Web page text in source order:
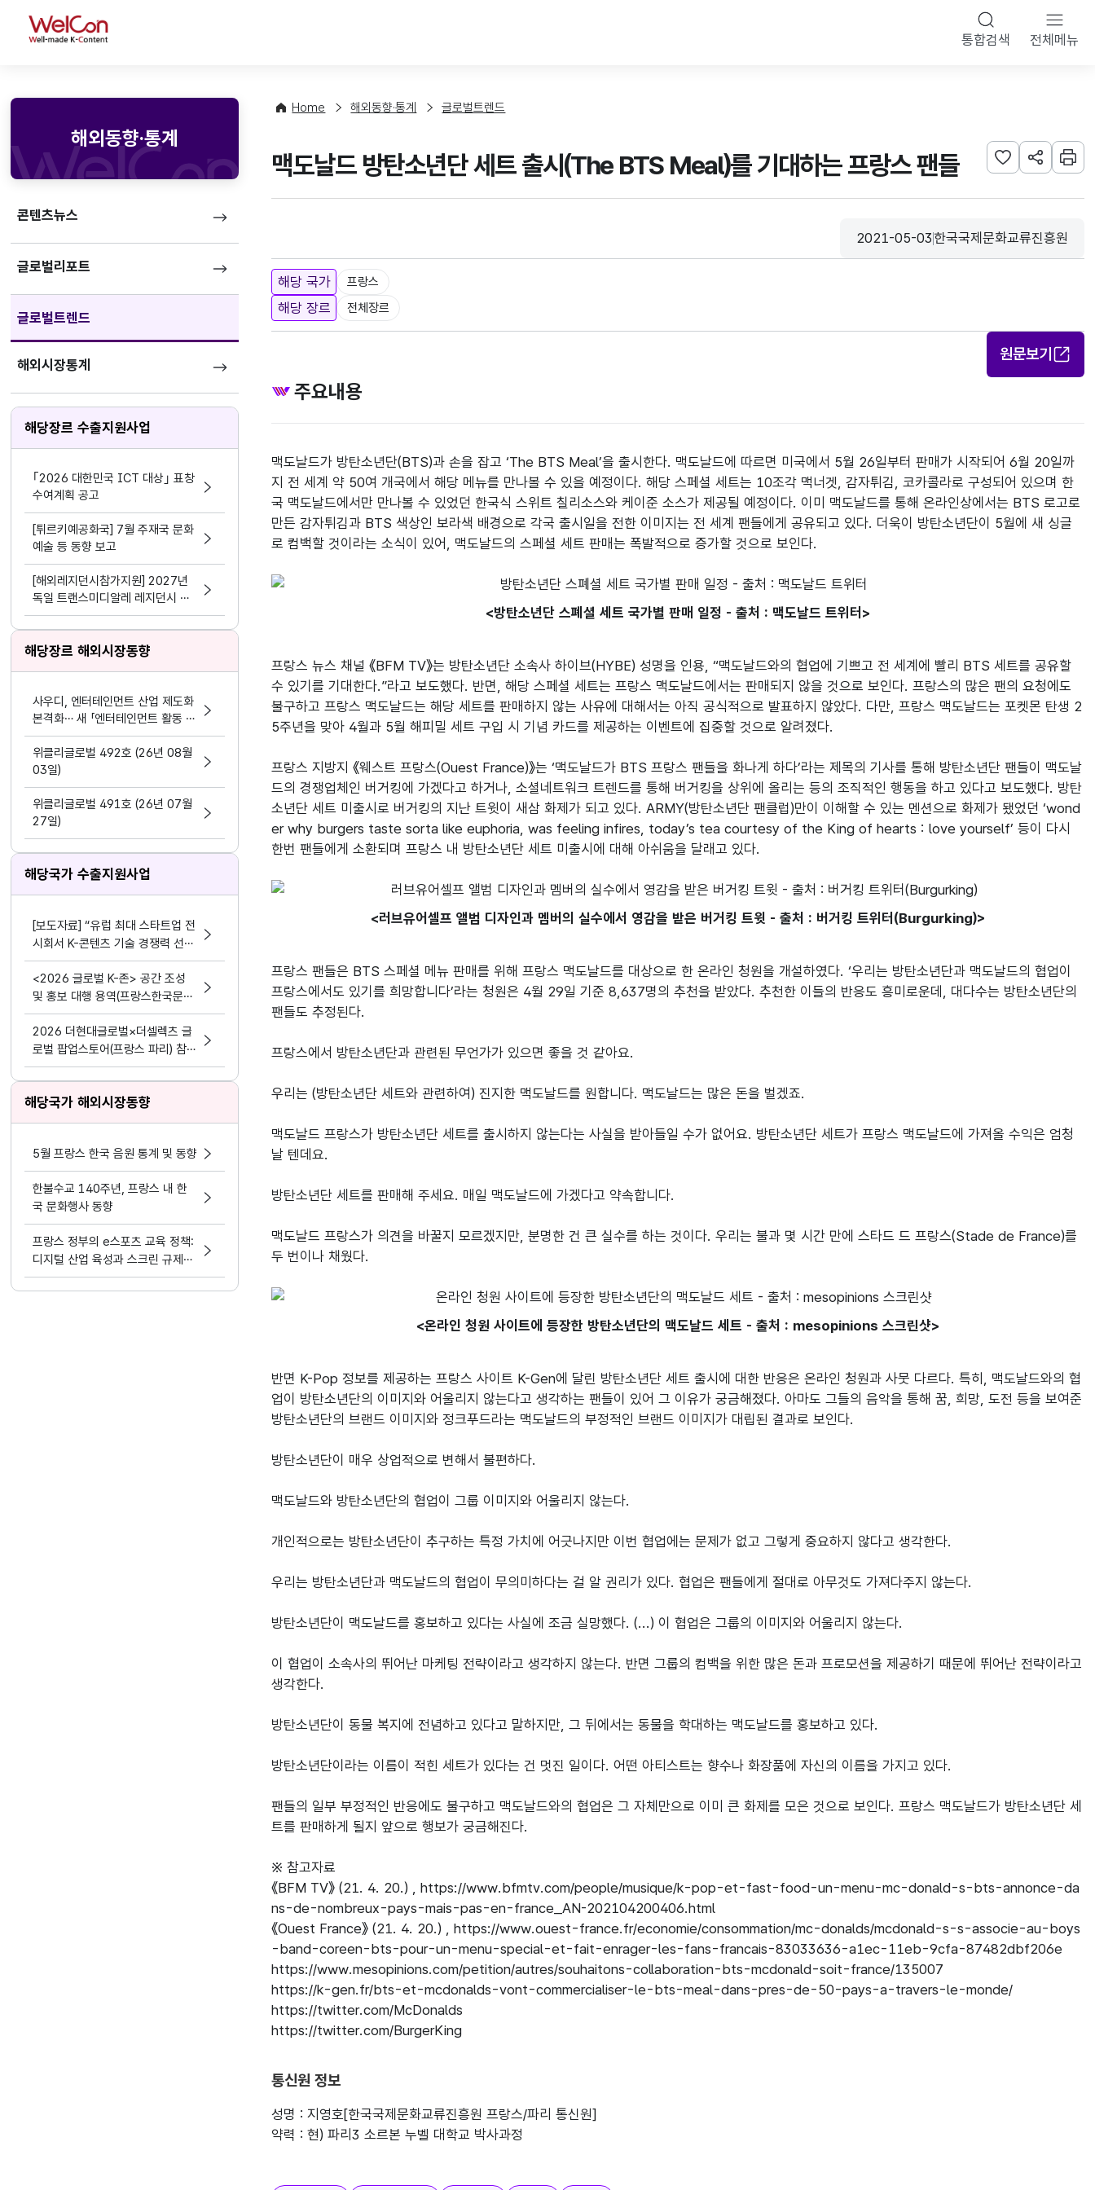
WelCon 통합검색 전체메뉴
해외동향·통계
콘텐츠뉴스
글로벌리포트
글로벌트렌드
해외시장통계
해당장르 수출지원사업
｢2026 대한민국 ICT 대상｣ 표창
수여계획 공고
[튀르키예공화국] 7월 주재국 문화
예술 등 동향 보고
[해외레지던시참가지원] 2027년
독일 트랜스미디알레 레지던시 참
가
해당장르 해외시장동향
사우디, 엔터테인먼트 산업 제도화
본격화… 새 「엔터테인먼트 활동 및
지원 활동법」 제정
위클리글로벌 492호 (26년 08월
03일)
위클리글로벌 491호 (26년 07월
27일)
해당국가 수출지원사업
[보도자료] “유럽 최대 스타트업 전
시회서 K-콘텐츠 기술 경쟁력 선보
여” 콘진원, 프랑스 ‘비바테크 202
6’ 한국공동관 운영
<2026 글로벌 K-존> 공간 조성
및 홍보 대행 용역(프랑스한국문화
원)
2026 더현대글로벌×더셀렉츠 글
로벌 팝업스토어(프랑스 파리) 참가
사 모집
해당국가 해외시장동향
5월 프랑스 한국 음원 통계 및 동향
한불수교 140주년, 프랑스 내 한
국 문화행사 동향
프랑스 정부의 e스포츠 교육 정책:
디지털 산업 육성과 스크린 규제의
딜레마
Home 해외동향·통계 글로벌트렌드
맥도날드 방탄소년단 세트 출시(The BTS Meal)를 기대하는 프랑스 팬들 관심사 등록하기
URL 공유하
인쇄
등록일
2021-05-03
수집기관
한국국제문화교류진흥원
해당 국가 프랑스
해당 장르 전체장르
원문보기
주요내용
맥도날드가 방탄소년단(BTS)과 손을 잡고 ‘The BTS Meal’을 출시한다. 맥도날드에 따르면 미국에서 5월 26일부터 판매가 시작되어 6월 20일까
지 전 세계 약 50여 개국에서 해당 메뉴를 만나볼 수 있을 예정이다. 해당 스페셜 세트는 10조각 맥너겟, 감자튀김, 코카콜라로 구성되어 있으며 한
국 맥도날드에서만 만나볼 수 있었던 한국식 스위트 칠리소스와 케이준 소스가 제공될 예정이다. 이미 맥도날드를 통해 온라인상에서는 BTS 로고로
만든 감자튀김과 BTS 색상인 보라색 배경으로 각국 출시일을 전한 이미지는 전 세계 팬들에게 공유되고 있다. 더욱이 방탄소년단이 5월에 새 싱글
로 컴백할 것이라는 소식이 있어, 맥도날드의 스페셜 세트 판매는 폭발적으로 증가할 것으로 보인다.
<방탄소년단 스폐셜 세트 국가별 판매 일정 - 출처 : 맥도날드 트위터>
프랑스 뉴스 채널 《BFM TV》는 방탄소년단 소속사 하이브(HYBE) 성명을 인용, “맥도날드와의 협업에 기쁘고 전 세계에 빨리 BTS 세트를 공유할
수 있기를 기대한다.”라고 보도했다. 반면, 해당 스페셜 세트는 프랑스 맥도날드에서는 판매되지 않을 것으로 보인다. 프랑스의 많은 팬의 요청에도
불구하고 프랑스 맥도날드는 해당 세트를 판매하지 않는 사유에 대해서는 아직 공식적으로 발표하지 않았다. 다만, 프랑스 맥도날드는 포켓몬 탄생 2
5주년을 맞아 4월과 5월 해피밀 세트 구입 시 기념 카드를 제공하는 이벤트에 집중할 것으로 알려졌다.
프랑스 지방지 《웨스트 프랑스(Ouest France)》는 ‘맥도날드가 BTS 프랑스 팬들을 화나게 하다’라는 제목의 기사를 통해 방탄소년단 팬들이 맥도날
드의 경쟁업체인 버거킹에 가겠다고 하거나, 소셜네트워크 트렌드를 통해 버거킹을 상위에 올리는 등의 조직적인 행동을 하고 있다고 보도했다. 방탄
소년단 세트 미출시로 버거킹의 지난 트윗이 새삼 화제가 되고 있다. ARMY(방탄소년단 팬클럽)만이 이해할 수 있는 멘션으로 화제가 됐었던 ‘wond
er why burgers taste sorta like euphoria, was feeling infires, today’s tea courtesy of the King of hearts : love yourself’ 등이 다시
<러브유어셀프 앨범 디자인과 멤버의 실수에서 영감을 받은 버거킹 트윗 - 출처 : 버거킹 트위터(Burgurking)>
프랑스 팬들은 BTS 스페셜 메뉴 판매를 위해 프랑스 맥도날드를 대상으로 한 온라인 청원을 개설하였다. ‘우리는 방탄소년단과 맥도날드의 협업이
프랑스에서도 있기를 희망합니다’라는 청원은 4월 29일 기준 8,637명의 추천을 받았다. 추천한 이들의 반응도 흥미로운데, 대다수는 방탄소년단의
팬들도 추정된다.
프랑스에서 방탄소년단과 관련된 무언가가 있으면 좋을 것 같아요.
우리는 (방탄소년단 세트와 관련하여) 진지한 맥도날드를 원합니다. 맥도날드는 많은 돈을 벌겠죠.
맥도날드 프랑스가 방탄소년단 세트를 출시하지 않는다는 사실을 받아들일 수가 없어요. 방탄소년단 세트가 프랑스 맥도날드에 가져올 수익은 엄청
날 텐데요.
방탄소년단 세트를 판매해 주세요. 매일 맥도날드에 가겠다고 약속합니다.
맥도날드 프랑스가 의견을 바꿀지 모르겠지만, 분명한 건 큰 실수를 하는 것이다. 우리는 불과 몇 시간 만에 스타드 드 프랑스(Stade de France)를
두 번이나 채웠다.
<온라인 청원 사이트에 등장한 방탄소년단의 맥도날드 세트 - 출처 : mesopinions 스크린샷>
반면 K-Pop 정보를 제공하는 프랑스 사이트 K-Gen에 달린 방탄소년단 세트 출시에 대한 반응은 온라인 청원과 사뭇 다르다. 특히, 맥도날드와의 협
업이 방탄소년단의 이미지와 어울리지 않는다고 생각하는 팬들이 있어 그 이유가 궁금해졌다. 아마도 그들의 음악을 통해 꿈, 희망, 도전 등을 보여준
방탄소년단의 브랜드 이미지와 정크푸드라는 맥도날드의 부정적인 브랜드 이미지가 대립된 결과로 보인다.
방탄소년단이 매우 상업적으로 변해서 불편하다.
맥도날드와 방탄소년단의 협업이 그룹 이미지와 어울리지 않는다.
개인적으로는 방탄소년단이 추구하는 특정 가치에 어긋나지만 이번 협업에는 문제가 없고 그렇게 중요하지 않다고 생각한다.
우리는 방탄소년단과 맥도날드의 협업이 무의미하다는 걸 알 권리가 있다. 협업은 팬들에게 절대로 아무것도 가져다주지 않는다.
방탄소년단이 맥도날드를 홍보하고 있다는 사실에 조금 실망했다. (...) 이 협업은 그룹의 이미지와 어울리지 않는다.
이 협업이 소속사의 뛰어난 마케팅 전략이라고 생각하지 않는다. 반면 그룹의 컴백을 위한 많은 돈과 프로모션을 제공하기 때문에 뛰어난 전략이라고
생각한다.
방탄소년단이 동물 복지에 전념하고 있다고 말하지만, 그 뒤에서는 동물을 학대하는 맥도날드를 홍보하고 있다.
방탄소년단이라는 이름이 적힌 세트가 있다는 건 멋진 일이다. 어떤 아티스트는 향수나 화장품에 자신의 이름을 가지고 있다.
팬들의 일부 부정적인 반응에도 불구하고 맥도날드와의 협업은 그 자체만으로 이미 큰 화제를 모은 것으로 보인다. 프랑스 맥도날드가 방탄소년단 세
트를 판매하게 될지 앞으로 행보가 궁금해진다.
※ 참고자료
《BFM TV》 (21. 4. 20.) , https://www.bfmtv.com/people/musique/k-pop-et-fast-food-un-menu-mc-donald-s-bts-annonce-da
ns-de-nombreux-pays-mais-pas-en-france_AN-202104200406.html
《Ouest France》 (21. 4. 20.) , https://www.ouest-france.fr/economie/consommation/mc-donalds/mcdonald-s-s-associe-au-boys
-band-coreen-bts-pour-un-menu-special-et-fait-enrager-les-fans-francais-83033636-a1ec-11eb-9cfa-87482dbf206e
https://www.mesopinions.com/petition/autres/souhaitons-collaboration-bts-mcdonald-soit-france/135007
https://k-gen.fr/bts-et-mcdonalds-vont-commercialiser-le-bts-meal-dans-pres-de-50-pays-a-travers-le-monde/
https://twitter.com/McDonalds
https://twitter.com/BurgerKing
통신원 정보
성명 : 지영호[한국국제문화교류진흥원 프랑스/파리 통신원]
약력 : 현) 파리3 소르본 누벨 대학교 박사과정